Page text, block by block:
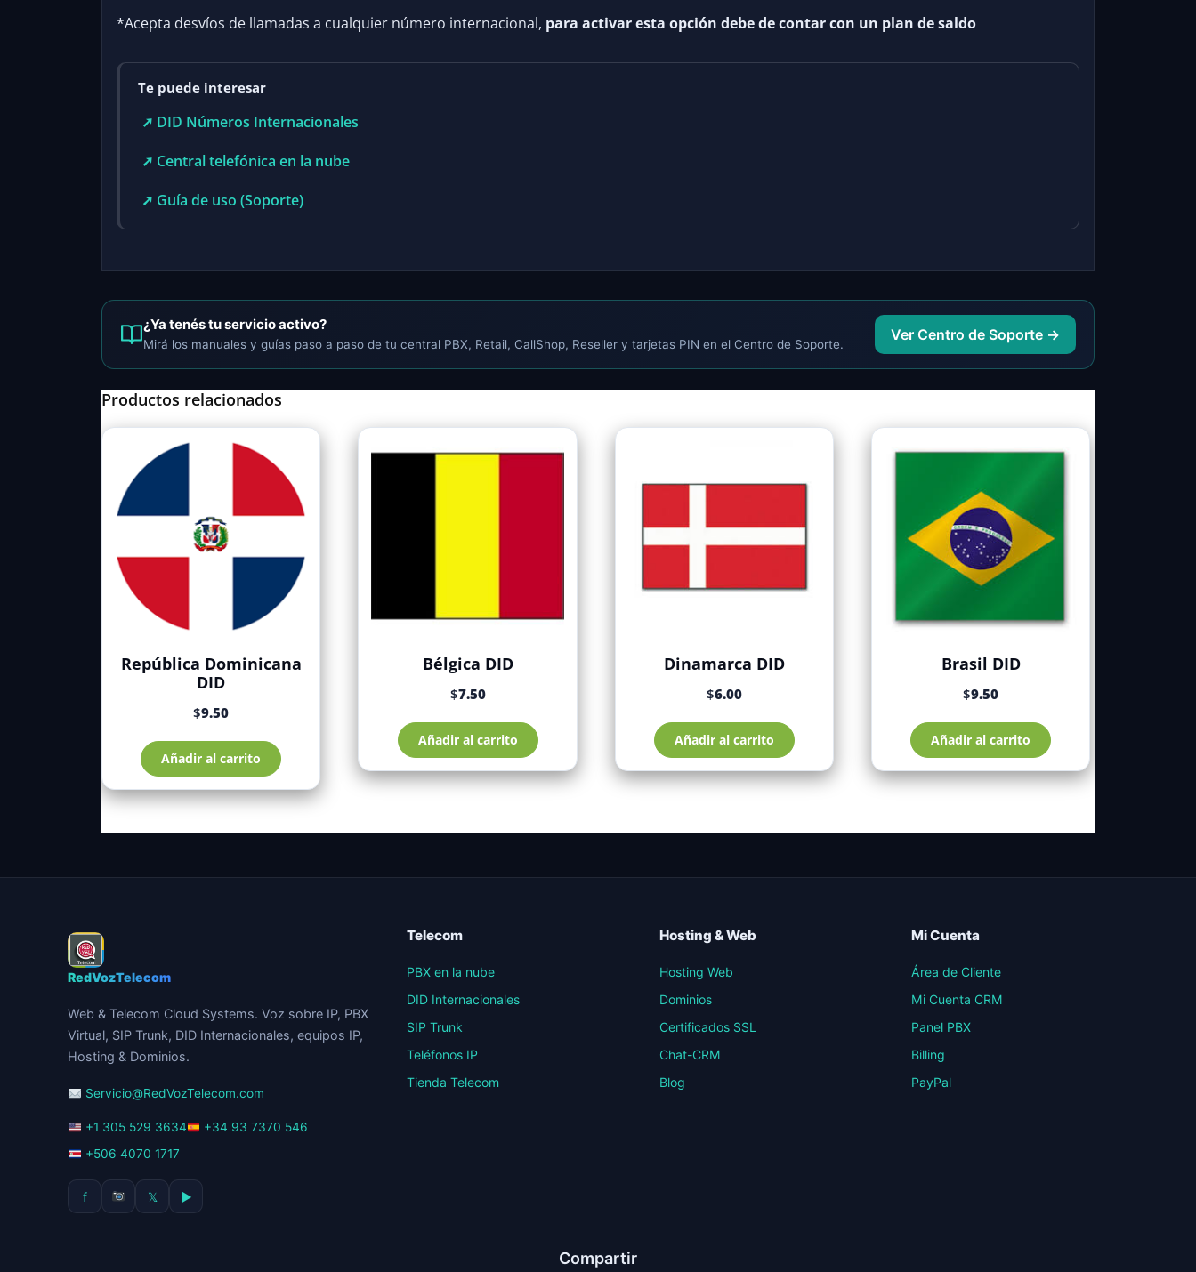
*Acepta desvíos de llamadas a cualquier número internacional, para activar esta opción debe de contar con un plan de saldo
Te puede interesar
➚ DID Números Internacionales
➚ Central telefónica en la nube
➚ Guía de uso (Soporte)
¿Ya tenés tu servicio activo?
Mirá los manuales y guías paso a paso de tu central PBX, Retail, CallShop, Reseller y tarjetas PIN en el Centro de Soporte.
Ver Centro de Soporte →
Productos relacionados
República Dominicana
DID
$9.50
Añadir al carrito
Bélgica DID
$7.50
Añadir al carrito
Dinamarca DID
$6.00
Añadir al carrito
Brasil DID
$9.50
Añadir al carrito
RedVozTelecom
Web & Telecom Cloud Systems. Voz sobre IP, PBX
Virtual, SIP Trunk, DID Internacionales, equipos IP,
Hosting & Dominios.
Servicio@RedVozTelecom.com
+1 305 529 3634
+34 93 7370 546
+506 4070 1717
f 𝕏 ▶
Telecom
PBX en la nube
DID Internacionales
SIP Trunk
Teléfonos IP
Tienda Telecom
Hosting & Web
Hosting Web
Dominios
Certificados SSL
Chat-CRM
Blog
Mi Cuenta
Área de Cliente
Mi Cuenta CRM
Panel PBX
Billing
PayPal
Compartir